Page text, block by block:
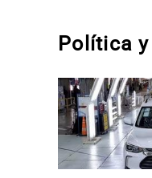
Política